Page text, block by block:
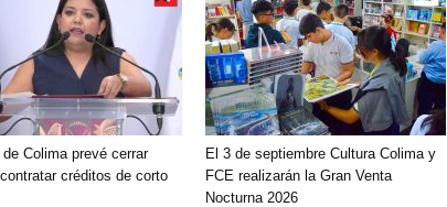
Colima prevé cerrar
créditos de corto
El 3 de septiembre Cultura Colima y
FCE realizarán la Gran Venta
Nocturna 2026